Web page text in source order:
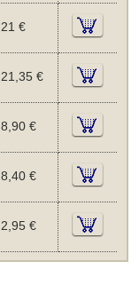
21 €
21,35 €
8,90 €
8,40 €
2,95 €